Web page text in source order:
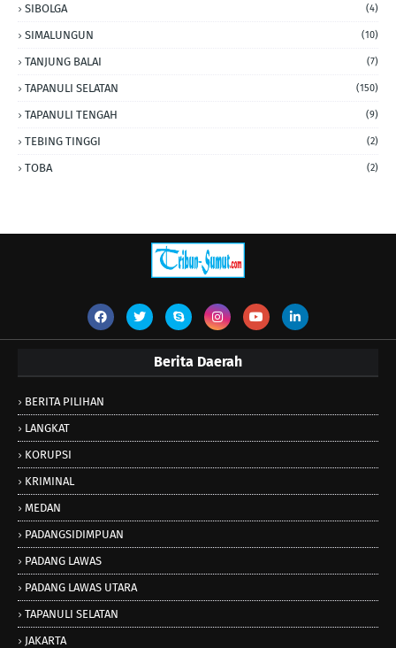
SIBOLGA (4)
SIMALUNGUN (10)
TANJUNG BALAI (7)
TAPANULI SELATAN (150)
TAPANULI TENGAH (9)
TEBING TINGGI (2)
TOBA (2)
Berita Daerah
BERITA PILIHAN
LANGKAT
KORUPSI
KRIMINAL
MEDAN
PADANGSIDIMPUAN
PADANG LAWAS
PADANG LAWAS UTARA
TAPANULI SELATAN
JAKARTA